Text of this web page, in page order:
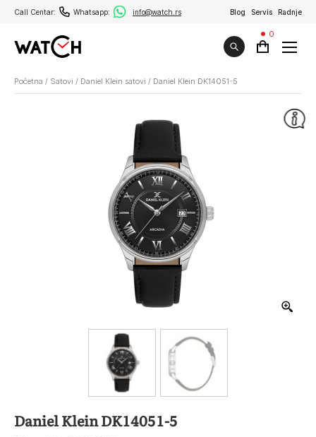
Call Centar: Whatsapp: info@watch.rs Blog Servis Radnje
0
Početna / Satovi / Daniel Klein satovi / Daniel Klein DK14051-5
Daniel Klein DK14051-5